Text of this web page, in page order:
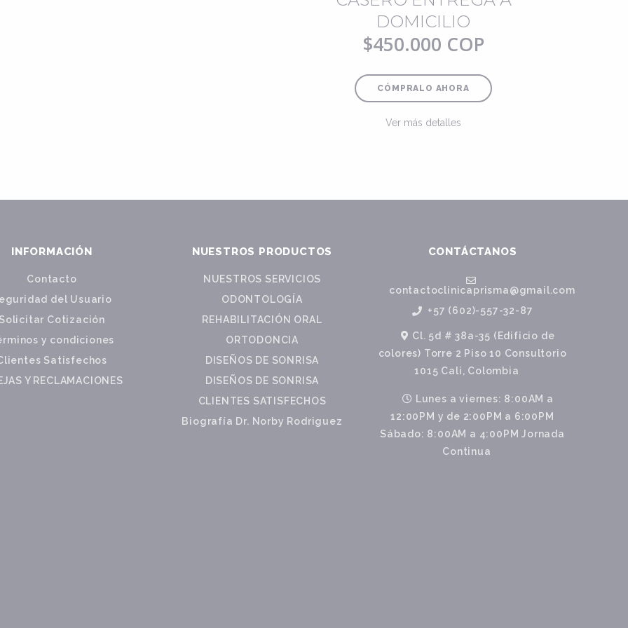
DOMICILIO
$450.000 COP
CÓMPRALO AHORA
Ver más detalles
INFORMACIÓN
Contacto
del Usuario
Cotización
y condiciones
Satisfechos
Y RECLAMACIONES
NUESTROS PRODUCTOS
NUESTROS SERVICIOS
ODONTOLOGÍA
REHABILITACIÓN ORAL
ORTODONCIA
DISEÑOS DE SONRISA
DISEÑOS DE SONRISA
CLIENTES SATISFECHOS
Biografía Dr. Norby Rodriguez
CONTÁCTANOS
contactoclinicaprisma@gmail.com
+57 (602)-557-32-87
Cl. 5d # 38a-35 (Edificio de
colores) Torre 2 Piso 10 Consultorio
1015 Cali, Colombia
Lunes a viernes: 8:00AM a
12:00PM y de 2:00PM a 6:00PM
Sábado: 8:00AM a 4:00PM Jornada
Continua